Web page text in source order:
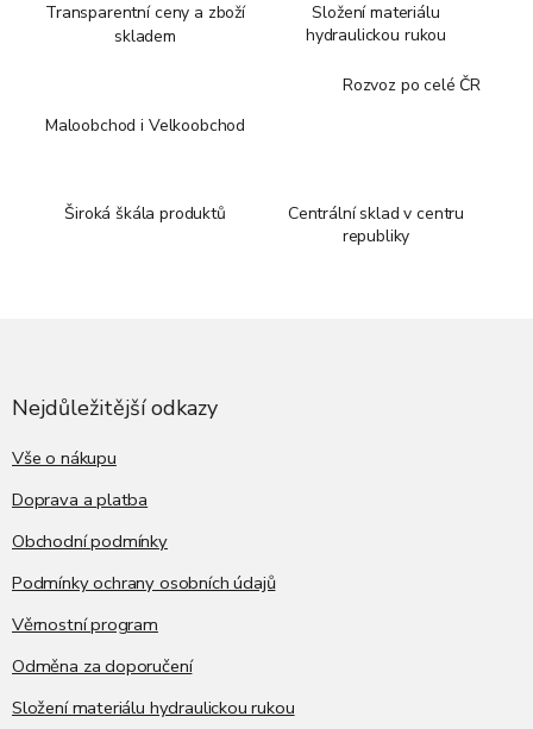
Transparentní ceny a zboží
skladem
Složení materiálu
hydraulickou rukou
Maloobchod i Velkoobchod
Rozvoz po celé ČR
Široká škála produktů
Centrální sklad v centru
republiky
Nejdůležitější odkazy
Vše o nákupu
Doprava a platba
Obchodní podmínky
Podmínky ochrany osobních údajů
Věrnostní program
Odměna za doporučení
Složení materiálu hydraulickou rukou